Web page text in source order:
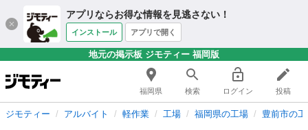
アプリならお得な情報を見逃さない！
インストール アプリで開く
地元の掲示板 ジモティー 福岡版
福岡県 検索 ログイン 投稿
ジモティー アルバイト 軽作業 工場 福岡県の工場 豊前市の